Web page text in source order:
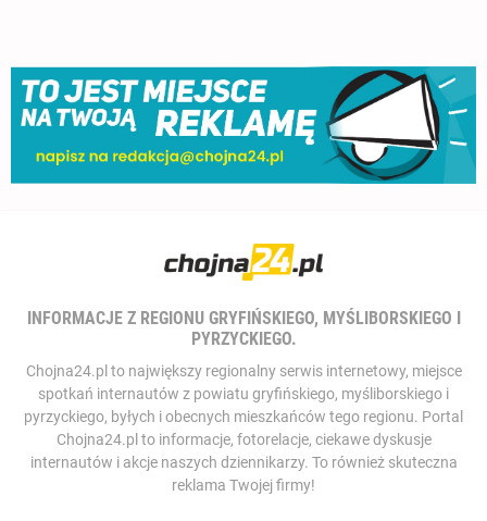
INFORMACJE Z REGIONU GRYFIŃSKIEGO, MYŚLIBORSKIEGO I
PYRZYCKIEGO.
Chojna24.pl to największy regionalny serwis internetowy, miejsce
spotkań internautów z powiatu gryfińskiego, myśliborskiego i
pyrzyckiego, byłych i obecnych mieszkańców tego regionu. Portal
Chojna24.pl to informacje, fotorelacje, ciekawe dyskusje
internautów i akcje naszych dziennikarzy. To również skuteczna
reklama Twojej firmy!